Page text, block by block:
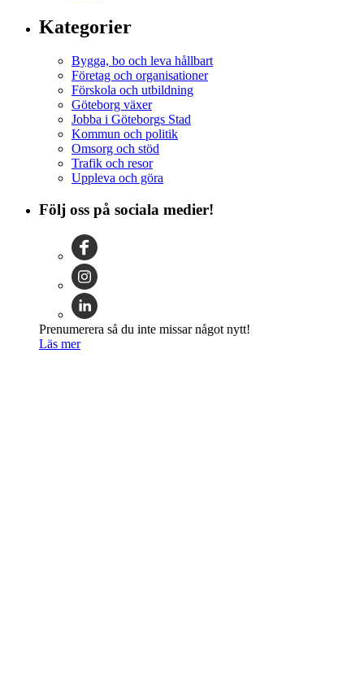
Kategorier
Bygga, bo och leva hållbart
Företag och organisationer
Förskola och utbildning
Göteborg växer
Jobba i Göteborgs Stad
Kommun och politik
Omsorg och stöd
Trafik och resor
Uppleva och göra
Följ oss på sociala medier!
Prenumerera så du inte missar något nytt!
Läs mer